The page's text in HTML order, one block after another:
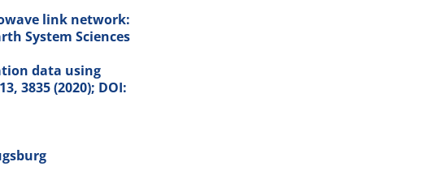
link network:
System Sciences
data using
13, 3835 (2020); DOI: